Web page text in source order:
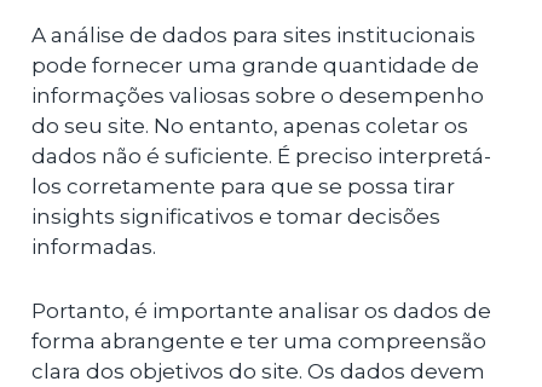
A análise de dados para sites institucionais
pode fornecer uma grande quantidade de
informações valiosas sobre o desempenho
do seu site. No entanto, apenas coletar os
dados não é suficiente. É preciso interpretá-
los corretamente para que se possa tirar
insights significativos e tomar decisões
informadas.
Portanto, é importante analisar os dados de
forma abrangente e ter uma compreensão
clara dos objetivos do site. Os dados devem